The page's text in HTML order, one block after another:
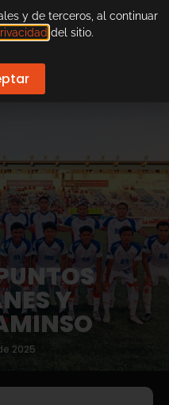
Y
2025
y de terceros, al continuar
del sitio.